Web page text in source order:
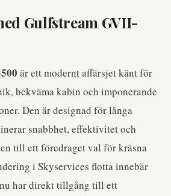
Gulfstream GVII-
är ett modernt affärsjet känt för
bekväma kabin och imponerande
Den är designad för långa
snabbhet, effektivitet och
till ett föredraget val för kräsna
i Skyservices flotta innebär
har direkt tillgång till ett